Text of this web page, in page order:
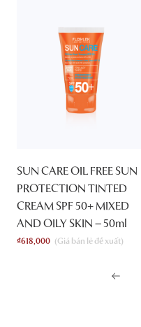
SUN CARE OIL FREE SUN
PROTECTION TINTED
CREAM SPF 50+ MIXED
AND OILY SKIN – 50ml
₫618,000